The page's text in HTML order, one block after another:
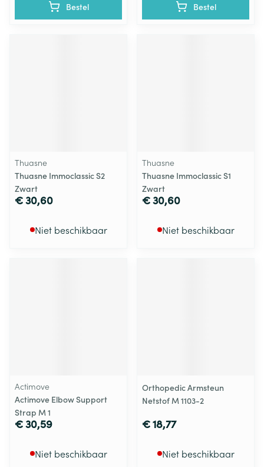
Bestel Bestel
Thuasne
Thuasne Immoclassic S2
Zwart
€ 30,60
Niet beschikbaar
Thuasne
Thuasne Immoclassic S1
Zwart
€ 30,60
Niet beschikbaar
Actimove
Actimove Elbow Support
Strap M 1
€ 30,59
Niet beschikbaar
Orthopedic Armsteun
Netstof M 1103-2
€ 18,77
Niet beschikbaar